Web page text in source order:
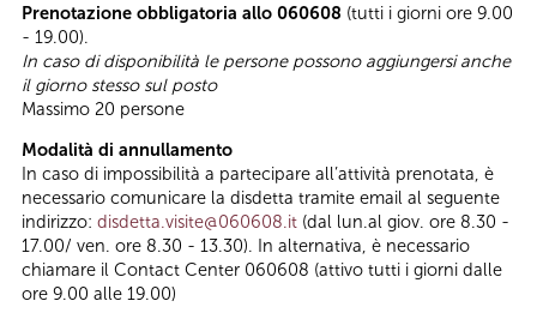
Prenotazione obbligatoria allo 060608 (tutti i giorni ore 9.00
- 19.00).
In caso di disponibilità le persone possono aggiungersi anche
il giorno stesso sul posto
Massimo 20 persone
Modalità di annullamento
In caso di impossibilità a partecipare all’attività prenotata, è
necessario comunicare la disdetta tramite email al seguente
indirizzo: disdetta.visite@060608.it (dal lun.al giov. ore 8.30 -
17.00/ ven. ore 8.30 - 13.30). In alternativa, è necessario
chiamare il Contact Center 060608 (attivo tutti i giorni dalle
ore 9.00 alle 19.00)